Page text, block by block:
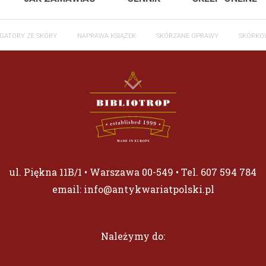
ZE SKÓRY NAPRAWA KSIĄŻEK SKÓRZANE OPRAWY
ul. Piękna 11B/1 • Warszawa 00-549 • Tel. 607 594 784
email: info@antykwariatpolski.pl
Należymy do: